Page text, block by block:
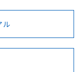
型式承認
フランス
KR型式
（韓国
ル
いる法人を
ステル類４
の期間は出
から備考